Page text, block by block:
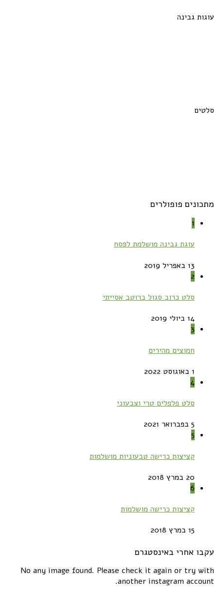
עוגות גבינה
סלטים
מתכונים פופולרים
1
עוגת גבינה מושלמת לפסח
13 באפריל 2019
2
סלט כרוב סגול ברוטב אסייתי
14 ביולי 2019
3
חמוצים מהירים
1 באוגוסט 2022
4
סלט פלפלים טרי וצבעוני
5 בפברואר 2021
5
קציצות כרישה טבעוניות מושלמות
20 במרץ 2018
6
קציצות כרישה מושלמות
15 במרץ 2018
עקבו אחרי באינסטגרם
No any image found. Please check it again or try with
another instagram account.